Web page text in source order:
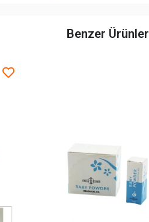
Benzer Ürünler